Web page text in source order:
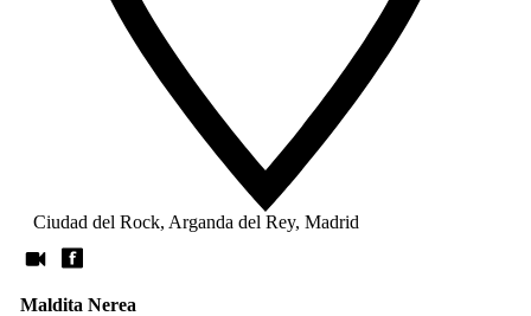
Ciudad del Rock, Arganda del Rey, Madrid
Maldita Nerea